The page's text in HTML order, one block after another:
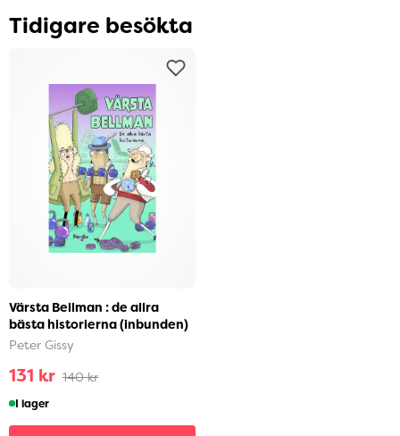
Tidigare besökta
Värsta Bellman : de allra
bästa historierna (inbunden)
Peter Gissy
131 kr 140 kr
I lager